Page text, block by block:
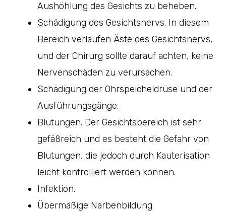
Aushöhlung des Gesichts zu beheben.
Schädigung des Gesichtsnervs. In diesem
Bereich verlaufen Äste des Gesichtsnervs,
und der Chirurg sollte darauf achten, keine
Nervenschäden zu verursachen.
Schädigung der Ohrspeicheldrüse und der
Ausführungsgänge.
Blutungen. Der Gesichtsbereich ist sehr
gefäßreich und es besteht die Gefahr von
Blutungen, die jedoch durch Kauterisation
leicht kontrolliert werden können.
Infektion.
Übermäßige Narbenbildung.